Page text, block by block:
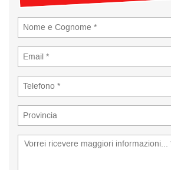
Cookie delle preferenze
Cookie per il miglioramento
Cookie analitici
Cookie di marketing